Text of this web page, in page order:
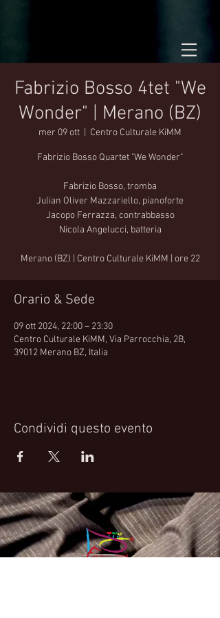
Fabrizio Bosso 4tet "We
Wonder" | Merano (BZ)
mer 09 ott Centro Culturale KiMM
Fabrizio Bosso Quartet "We Wonder"
Fabrizio Bosso, tromba
Julian Oliver Mazzariello, pianoforte
Jacopo Ferrazza, contrabbasso
Nicola Angelucci, batteria
Merano (BZ) | Centro Culturale KiMM | ore 22
Orario & Sede
09 ott 2024, 22:00 – 23:30
Centro Culturale KiMM, Via Parrocchia, 2B,
39012 Merano BZ, Italia
Condividi questo evento